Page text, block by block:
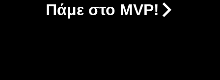
Πάμε στο MVP!